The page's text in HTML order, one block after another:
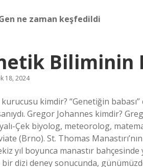
ne zaman keşfedildi
Biliminin
18, 2024
kimdir? “Genetiğin
Gregor Johannes kimdir?
Çek biyolog, meteorolog,
(Brno). St. Thomas
yıl boyunca manastır
dizi deney sonucunda,